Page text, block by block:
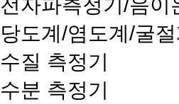
당도계/염도계/굴절
수질 측정기
수분 측정기